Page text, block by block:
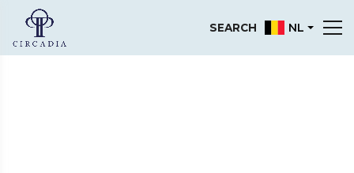
SEARCH NL